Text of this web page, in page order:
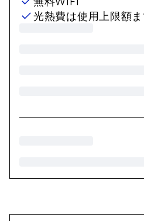
光熱費は使用上限額